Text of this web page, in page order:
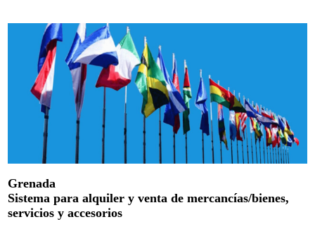
Grenada
Sistema para alquiler y venta de mercancías/bienes,
servicios y accesorios